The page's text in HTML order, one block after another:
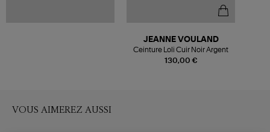
130,00 €
JEANNE VOULAND
Ceinture Loli Cuir Noir Argent
VOUS AIMEREZ AUSSI